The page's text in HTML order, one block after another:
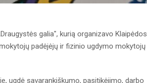
galia", kurią organizavo Klaipėdos
padėjėjų ir fizinio ugdymo mokytojų
ugdė savarankiškumo, pasitikėjimo, darbo